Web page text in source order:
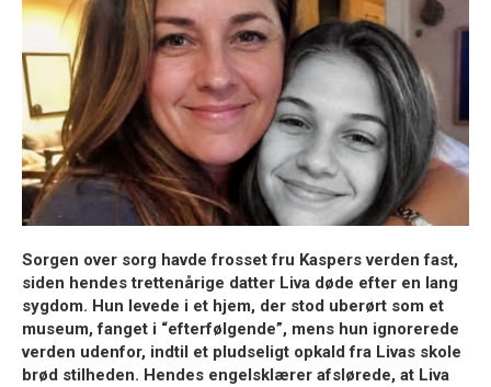
Sorgen over sorg havde frosset fru Kaspers verden fast,
siden hendes trettenårige datter Liva døde efter en lang
sygdom. Hun levede i et hjem, der stod uberørt som et
museum, fanget i “efterfølgende”, mens hun ignorerede
verden udenfor, indtil et pludseligt opkald fra Livas skole
brød stilheden. Hendes engelsklærer afslørede, at Liva